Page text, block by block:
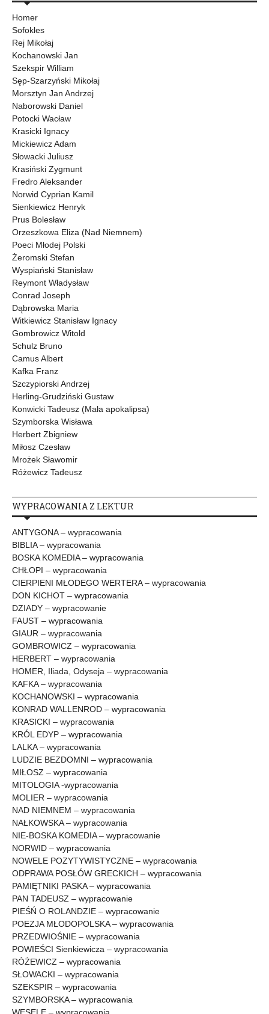
Homer
Sofokles
Rej Mikołaj
Kochanowski Jan
Szekspir William
Sęp-Szarzyński Mikołaj
Morsztyn Jan Andrzej
Naborowski Daniel
Potocki Wacław
Krasicki Ignacy
Mickiewicz Adam
Słowacki Juliusz
Krasiński Zygmunt
Fredro Aleksander
Norwid Cyprian Kamil
Sienkiewicz Henryk
Prus Bolesław
Orzeszkowa Eliza (Nad Niemnem)
Poeci Młodej Polski
Żeromski Stefan
Wyspiański Stanisław
Reymont Władysław
Conrad Joseph
Dąbrowska Maria
Witkiewicz Stanisław Ignacy
Gombrowicz Witold
Schulz Bruno
Camus Albert
Kafka Franz
Szczypiorski Andrzej
Herling-Grudziński Gustaw
Konwicki Tadeusz (Mała apokalipsa)
Szymborska Wisława
Herbert Zbigniew
Miłosz Czesław
Mrożek Sławomir
Różewicz Tadeusz
WYPRACOWANIA Z LEKTUR
ANTYGONA – wypracowania
BIBLIA – wypracowania
BOSKA KOMEDIA – wypracowania
CHŁOPI – wypracowania
CIERPIENI MŁODEGO WERTERA – wypracowania
DON KICHOT – wypracowania
DZIADY – wypracowanie
FAUST – wypracowania
GIAUR – wypracowania
GOMBROWICZ – wypracowania
HERBERT – wypracowania
HOMER, Iliada, Odyseja – wypracowania
KAFKA – wypracowania
KOCHANOWSKI – wypracowania
KONRAD WALLENROD – wypracowania
KRASICKI – wypracowania
KRÓL EDYP – wypracowania
LALKA – wypracowania
LUDZIE BEZDOMNI – wypracowania
MIŁOSZ – wypracowania
MITOLOGIA -wypracowania
MOLIER – wypracowania
NAD NIEMNEM – wypracowania
NAŁKOWSKA – wypracowania
NIE-BOSKA KOMEDIA – wypracowanie
NORWID – wypracowania
NOWELE POZYTYWISTYCZNE – wypracowania
ODPRAWA POSŁÓW GRECKICH – wypracowania
PAMIĘTNIKI PASKA – wypracowania
PAN TADEUSZ – wypracowanie
PIEŚŃ O ROLANDZIE – wypracowanie
POEZJA MŁODOPOLSKA – wypracowania
PRZEDWIOŚNIE – wypracowania
POWIEŚCI Sienkiewicza – wypracowania
RÓŻEWICZ – wypracowania
SŁOWACKI – wypracowania
SZEKSPIR – wypracowania
SZYMBORSKA – wypracowania